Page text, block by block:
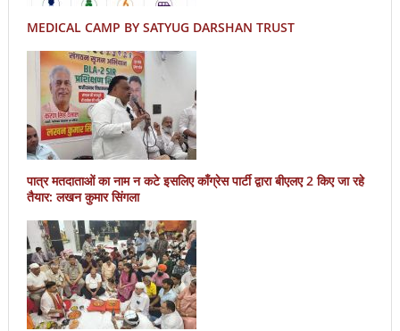
MEDICAL CAMP BY SATYUG DARSHAN TRUST
पात्र मतदाताओं का नाम न कटे इसलिए काँग्रेस पार्टी द्वारा बीएलए 2 किए जा रहे
तैयार: लखन कुमार सिंगला